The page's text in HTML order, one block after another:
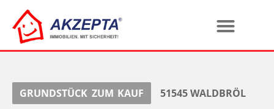
GRUNDSTÜCK ZUM KAUF 51545WALDBRÖL